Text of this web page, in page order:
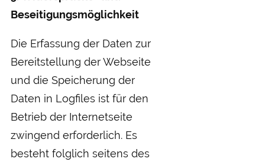
Beseitigungsmöglichkeit
Die Erfassung der Daten zur
Bereitstellung der Webseite
und die Speicherung der
Daten in Logfiles ist für den
Betrieb der Internetseite
zwingend erforderlich. Es
besteht folglich seitens des